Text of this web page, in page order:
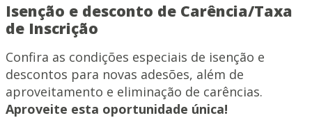
Isenção e desconto de Carência/Taxa
de Inscrição
Confira as condições especiais de isenção e
descontos para novas adesões, além de
aproveitamento e eliminação de carências.
Aproveite esta oportunidade única!